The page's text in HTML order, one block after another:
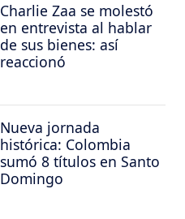
Charlie Zaa se molestó
en entrevista al hablar
de sus bienes: así
reaccionó
Nueva jornada
histórica: Colombia
sumó 8 títulos en Santo
Domingo